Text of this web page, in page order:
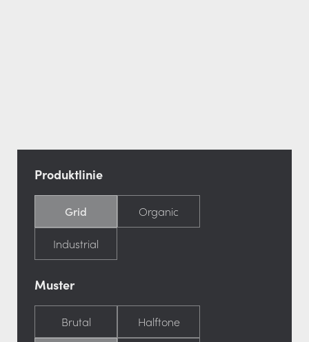
Produktlinie
Grid Organic
Industrial
Muster
Brutal Halftone